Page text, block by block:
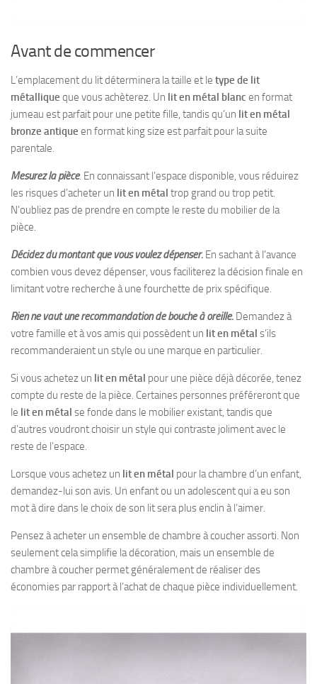
Avant de commencer
L’emplacement du lit déterminera la taille et le type de lit
métallique que vous achèterez. Un lit en métal blanc en format
jumeau est parfait pour une petite fille, tandis qu’un lit en métal
bronze antique en format king size est parfait pour la suite
parentale.
Mesurez la pièce. En connaissant l’espace disponible, vous réduirez
les risques d’acheter un lit en métal trop grand ou trop petit.
N’oubliez pas de prendre en compte le reste du mobilier de la
pièce.
Décidez du montant que vous voulez dépenser. En sachant à l’avance
combien vous devez dépenser, vous faciliterez la décision finale en
limitant votre recherche à une fourchette de prix spécifique.
Rien ne vaut une recommandation de bouche à oreille. Demandez à
votre famille et à vos amis qui possèdent un lit en métal s’ils
recommanderaient un style ou une marque en particulier.
Si vous achetez un lit en métal pour une pièce déjà décorée, tenez
compte du reste de la pièce. Certaines personnes préféreront que
le lit en métal se fonde dans le mobilier existant, tandis que
d’autres voudront choisir un style qui contraste joliment avec le
reste de l’espace.
Lorsque vous achetez un lit en métal pour la chambre d’un enfant,
demandez-lui son avis. Un enfant ou un adolescent qui a eu son
mot à dire dans le choix de son lit sera plus enclin à l’aimer.
Pensez à acheter un ensemble de chambre à coucher assorti. Non
seulement cela simplifie la décoration, mais un ensemble de
chambre à coucher permet généralement de réaliser des
économies par rapport à l’achat de chaque pièce individuellement.